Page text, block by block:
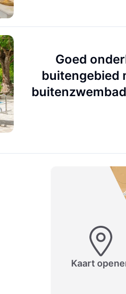
Goed
buitengebied
Kaart